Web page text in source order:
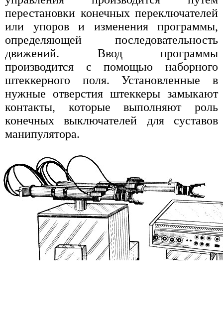
перестановки конечных переключателей
или упоров и изменения программы,
определяющей последовательность
движений. Ввод программы
производится с помощью наборного
штеккерного поля. Установленные в
нужные отверстия штеккеры замыкают
контакты, которые выполняют роль
конечных выключателей для суставов
манипулятора.